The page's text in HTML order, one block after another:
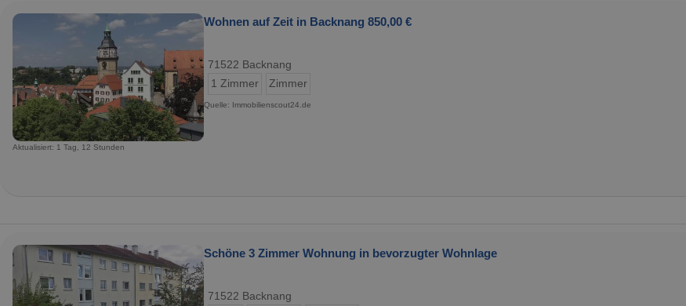
Wohnen auf Zeit in Backnang 850,00 €
71522 Backnang
1 Zimmer
Zimmer
Quelle: Immobilienscout24.de
Aktualisiert: 1 Tag, 12 Stunden
Schöne 3 Zimmer Wohnung in bevorzugter Wohnlage
71522 Backnang